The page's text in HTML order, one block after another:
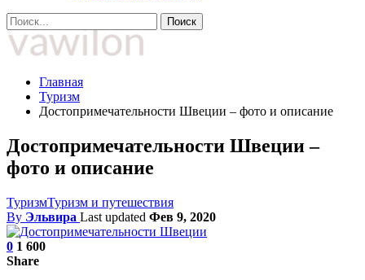
Главная
Туризм
Достопримечательности Швеции – фото и описание
Достопримечательности Швеции –
фото и описание
ТуризмТуризм и путешествия
By Эльвира Last updated Фев 9, 2020
0 1 600
Share